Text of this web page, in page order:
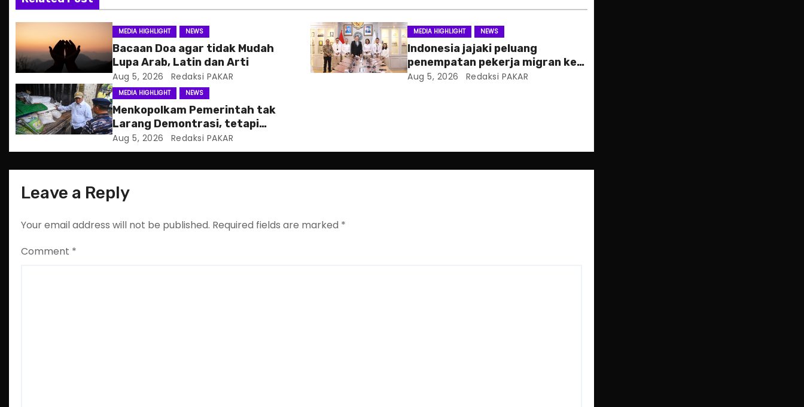
i
g
a
t
i
o
n
MEDIA HIGHLIGHT NEWS
Bacaan Doa agar tidak Mudah
Lupa Arab, Latin dan Arti
Aug 5, 2026 Redaksi PAKAR
MEDIA HIGHLIGHT NEWS
Indonesia jajaki peluang
penempatan pekerja migran ke
Slowakia
Aug 5, 2026 Redaksi PAKAR
MEDIA HIGHLIGHT NEWS
Menkopolkam Pemerintah tak
Larang Demontrasi, tetapi
Anarkistis
Aug 5, 2026 Redaksi PAKAR
Leave a Reply
Your email address will not be published. Required fields are marked *
Comment *